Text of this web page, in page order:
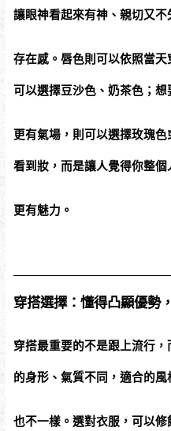
讓眼神看起來有神、親切又不
存在感。唇色則可以依照當天
可以選擇豆沙色、奶茶色；想
更有氣場，則可以選擇玫瑰
看到妝，而是讓人覺得你整個
更有魅力。
穿搭選擇：懂得凸顯優勢
穿搭最重要的不是跟上流行
的身形、氣質不同，適合的風
也不一樣。選對衣服，可以